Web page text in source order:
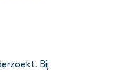
Bij